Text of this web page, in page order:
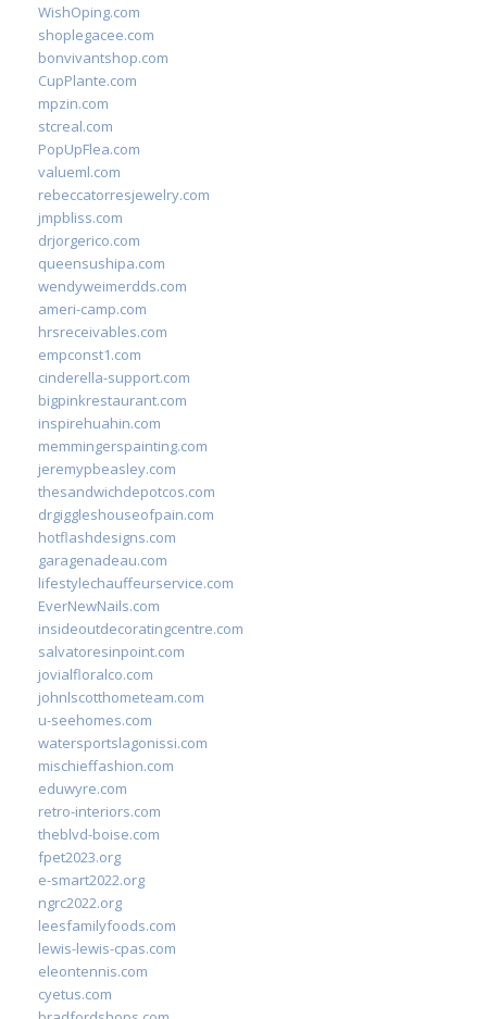
WishOping.com
shoplegacee.com
bonvivantshop.com
CupPlante.com
mpzin.com
stcreal.com
PopUpFlea.com
valueml.com
rebeccatorresjewelry.com
jmpbliss.com
drjorgerico.com
queensushipa.com
wendyweimerdds.com
ameri-camp.com
hrsreceivables.com
empconst1.com
cinderella-support.com
bigpinkrestaurant.com
inspirehuahin.com
memmingerspainting.com
jeremypbeasley.com
thesandwichdepotcos.com
drgiggleshouseofpain.com
hotflashdesigns.com
garagenadeau.com
lifestylechauffeurservice.com
EverNewNails.com
insideoutdecoratingcentre.com
salvatoresinpoint.com
jovialfloralco.com
johnlscotthometeam.com
u-seehomes.com
watersportslagonissi.com
mischieffashion.com
eduwyre.com
retro-interiors.com
theblvd-boise.com
fpet2023.org
e-smart2022.org
ngrc2022.org
leesfamilyfoods.com
lewis-lewis-cpas.com
eleontennis.com
cyetus.com